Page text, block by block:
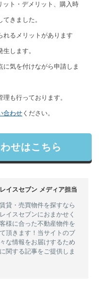
ット・デメリット、購入時
きました。
れるメリットがあります
します。
気を付けながら申請しま
理も行っております。
合わせ ください。
せはこちら
イスセブン メディア担当
貸・売買物件を探すなら
イスセブンにおまかせく
様に合った不動産物件を
頂きます！当サイトのブ
な情報をお届けするため
関する記事をご提供しま